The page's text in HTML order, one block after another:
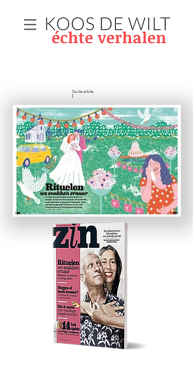
Seitentite
l